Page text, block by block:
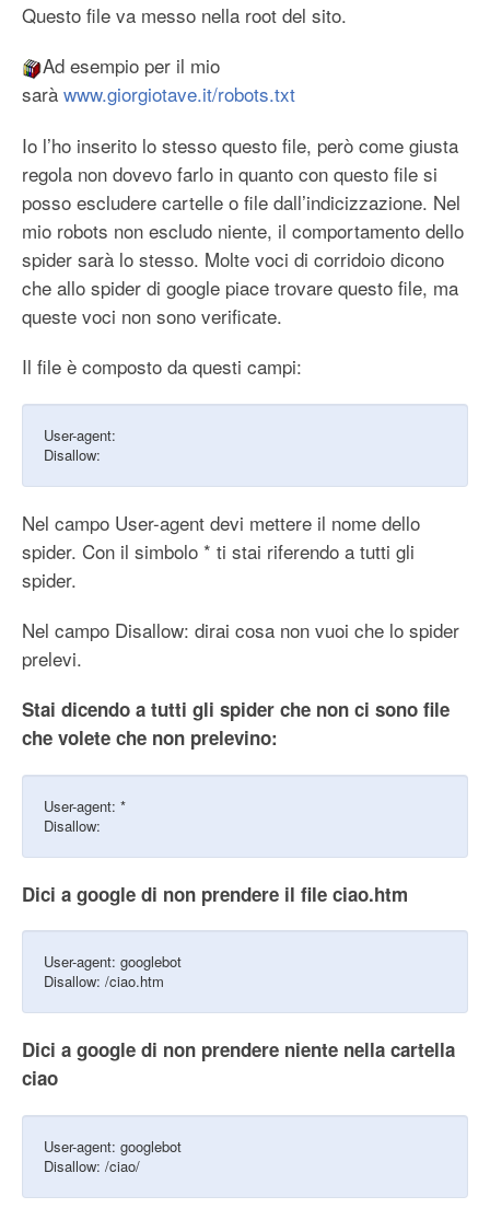
Questo file va messo nella root del sito.
Ad esempio per il mio
sarà www.giorgiotave.it/robots.txt
Io l’ho inserito lo stesso questo file, però come giusta
regola non dovevo farlo in quanto con questo file si
posso escludere cartelle o file dall’indicizzazione. Nel
mio robots non escludo niente, il comportamento dello
spider sarà lo stesso. Molte voci di corridoio dicono
che allo spider di google piace trovare questo file, ma
queste voci non sono verificate.
Il file è composto da questi campi:
User-agent:
Disallow:
Nel campo User-agent devi mettere il nome dello
spider. Con il simbolo * ti stai riferendo a tutti gli
spider.
Nel campo Disallow: dirai cosa non vuoi che lo spider
prelevi.
Stai dicendo a tutti gli spider che non ci sono file
che volete che non prelevino:
User-agent: *
Disallow:
Dici a google di non prendere il file ciao.htm
User-agent: googlebot
Disallow: /ciao.htm
Dici a google di non prendere niente nella cartella
ciao
User-agent: googlebot
Disallow: /ciao/